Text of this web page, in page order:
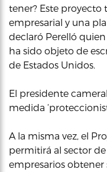
tener? Este proyecto
empresarial y una
declaró Perelló
ha sido objeto de
de Estados Unidos.
El presidente
medida
A la misma vez, el
permitirá al sector
empresarios obtener